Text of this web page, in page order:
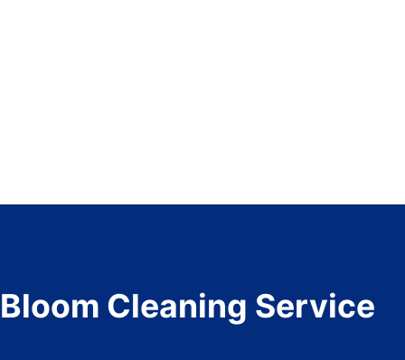
Bloom Cleaning Service